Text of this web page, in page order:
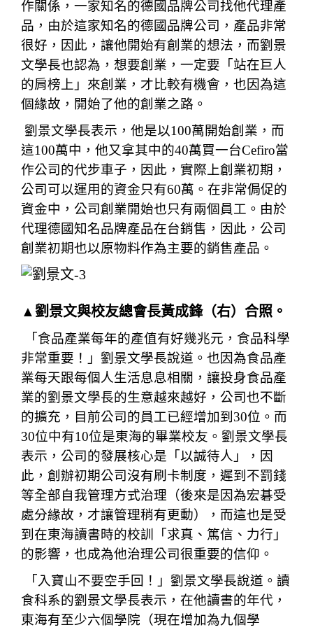
作關係，一家知名的德國品牌公司找他代理產
品，由於這家知名的德國品牌公司，產品非常
很好，因此，讓他開始有創業的想法，而劉景
文學長也認為，想要創業，一定要「站在巨人
的肩榜上」來創業，才比較有機會，也因為這
個緣故，開始了他的創業之路。
劉景文學長表示，他是以100萬開始創業，而
這100萬中，他又拿其中的40萬買一台Cefiro當
作公司的代步車子，因此，實際上創業初期，
公司可以運用的資金只有60萬。在非常侷促的
資金中，公司創業開始也只有兩個員工。由於
代理德國知名品牌產品在台銷售，因此，公司
創業初期也以原物料作為主要的銷售產品。
▲劉景文與校友總會長黃成鋒（右）合照。
「食品產業每年的產值有好幾兆元，食品科學
非常重要！」劉景文學長說道。也因為食品產
業每天跟每個人生活息息相關，讓投身食品產
業的劉景文學長的生意越來越好，公司也不斷
的擴充，目前公司的員工已經增加到30位。而
30位中有10位是東海的畢業校友。劉景文學長
表示，公司的發展核心是「以誠待人」，因
此，創辦初期公司沒有刷卡制度，遲到不罰錢
等全部自我管理方式治理（後來是因為宏碁受
處分緣故，才讓管理稍有更動），而這也是受
到在東海讀書時的校訓「求真、篤信、力行」
的影響，也成為他治理公司很重要的信仰。
「入寶山不要空手回！」劉景文學長說道。讀
食科系的劉景文學長表示，在他讀書的年代，
東海有至少六個學院（現在增加為九個學